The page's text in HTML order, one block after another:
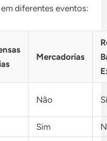
diferentes eventos:
Mercadorias
Não
Sim